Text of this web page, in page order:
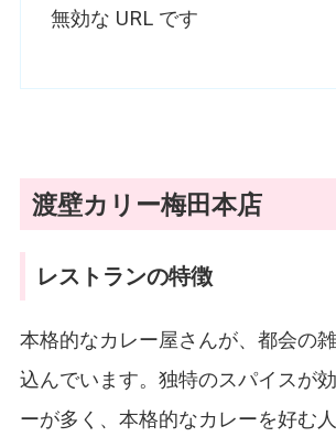
無効な URL です
渡壁カリー梅田本店
レストランの特徴
本格的なカレー屋さんが、都会の
込んでいます。独特のスパイスが
ーが多く、本格的なカレーを好む